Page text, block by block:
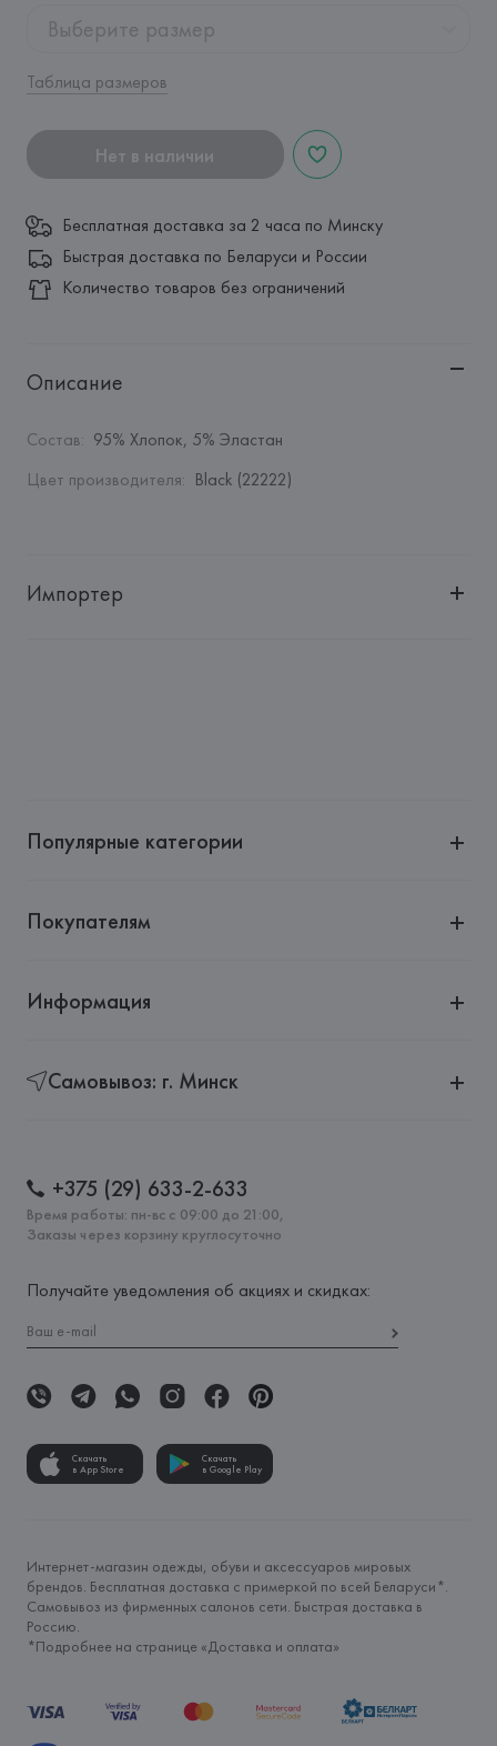
Выберите размер
Таблица размеров
Нет в наличии
Бесплатная доставка за 2 часа по Минску
Быстрая доставка по Беларуси и России
Количество товаров без ограничений
Описание
Состав: 95% Хлопок, 5% Эластан
Цвет производителя: Black (22222)
Импортер
Страна происхождения товара:
Популярные категории
Покупателям
Информация
Самовывоз: г. Минск
+375 (29) 633-2-633
Время работы: пн-вс с 09:00 до 21:00,
Заказы через корзину круглосуточно
Получайте уведомления об акциях и скидках:
Скачать
в App Store
Скачать
в Google Play
Интернет-магазин одежды, обуви и аксессуаров мировых
брендов. Бесплатная доставка с примеркой по всей Беларуси*.
Самовывоз из фирменных салонов сети. Быстрая доставка в
Россию.
*Подробнее на странице «Доставка и оплата»